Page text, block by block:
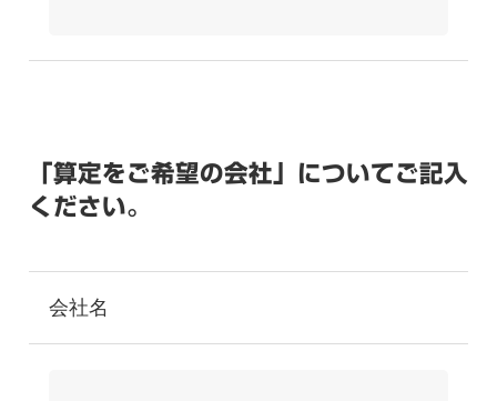
「算定をご希望の会社」についてご記入
ください。
会社名